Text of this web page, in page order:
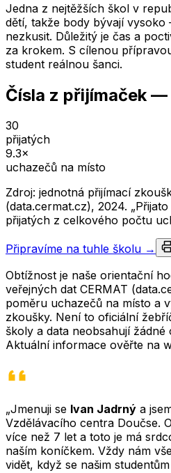
Jedna z nejtěžších škol v
dětí, takže body bývají
nezkusit. Důležitý je čas a
za krokem. S cílenou
student reálnou šanci.
Čísla z přijímaček —
30
přijatých
9.3×
uchazečů na místo
Zdroj: jednotná přijímací
(data.cermat.cz), 2024.
přijatých z celkového počtu
Připravíme na tuhle školu →
Obtížnost je naše orientační
veřejných dat CERMAT
poměru uchazečů na místo a
zkoušky. Není to oficiální
školy a data neobsahují žádné
Aktuální informace ověřte na
„Jmenuji se Ivan Jadrný a
Vzdělávacího centra Doučse.
více než 7 let a toto je má
naším koníčkem. Vždy nám
vidět, když se našim studentům